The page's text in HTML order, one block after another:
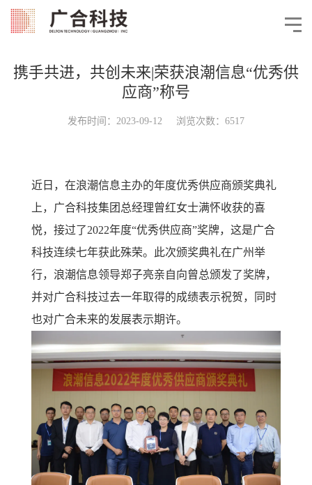
携手共进，共创未来|荣获浪潮信息“优秀供
应商”称号
发布时间：2023-09-12 浏览次数：6517
近日，在浪潮信息主办的年度优秀供应商颁奖典礼
上，广合科技集团总经理曾红女士满怀收获的喜
悦，接过了2022年度“优秀供应商”奖牌，这是广合
科技连续七年获此殊荣。此次颁奖典礼在广州举
行，浪潮信息领导郑子亮亲自向曾总颁发了奖牌，
并对广合科技过去一年取得的成绩表示祝贺，同时
也对广合未来的发展表示期许。